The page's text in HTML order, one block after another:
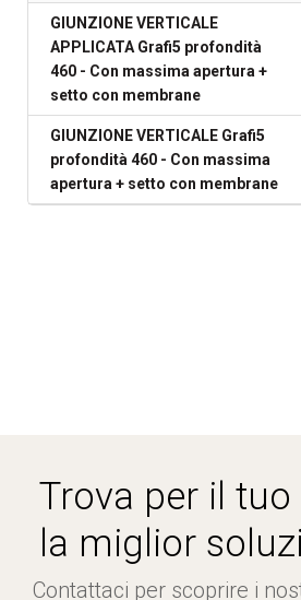
GIUNZIONE VERTICALE
APPLICATA Grafi5 profondità
460 - Con massima apertura +
setto con membrane
GIUNZIONE VERTICALE Grafi5
profondità 460 - Con massima
apertura + setto con membrane
Trova per il
la miglior
Contattaci per scoprire i